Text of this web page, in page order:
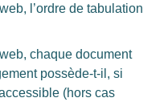
l’ordre de tabulation
chaque document
possède-t-il, si
(hors cas